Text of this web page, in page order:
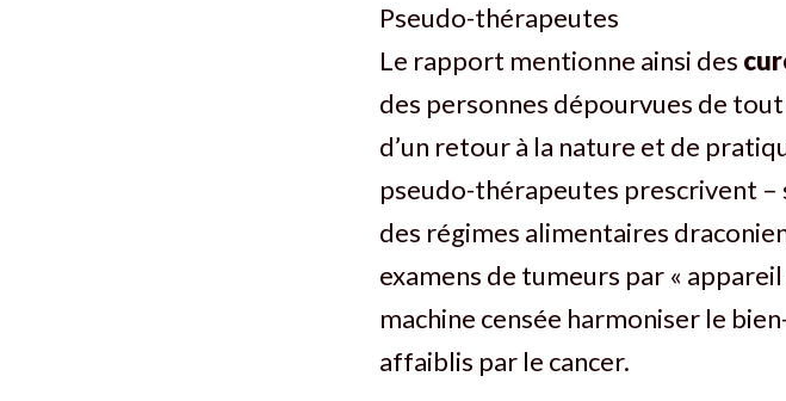
Pseudo-thérapeutes
Le rapport mentionne ainsi des
des personnes dépourvues de
d’un retour à la nature et de
pseudo-­thérapeutes prescrivent –
des régimes alimentaires
examens de tumeurs par «
machine censée harmoniser le
affaiblis par le cancer.